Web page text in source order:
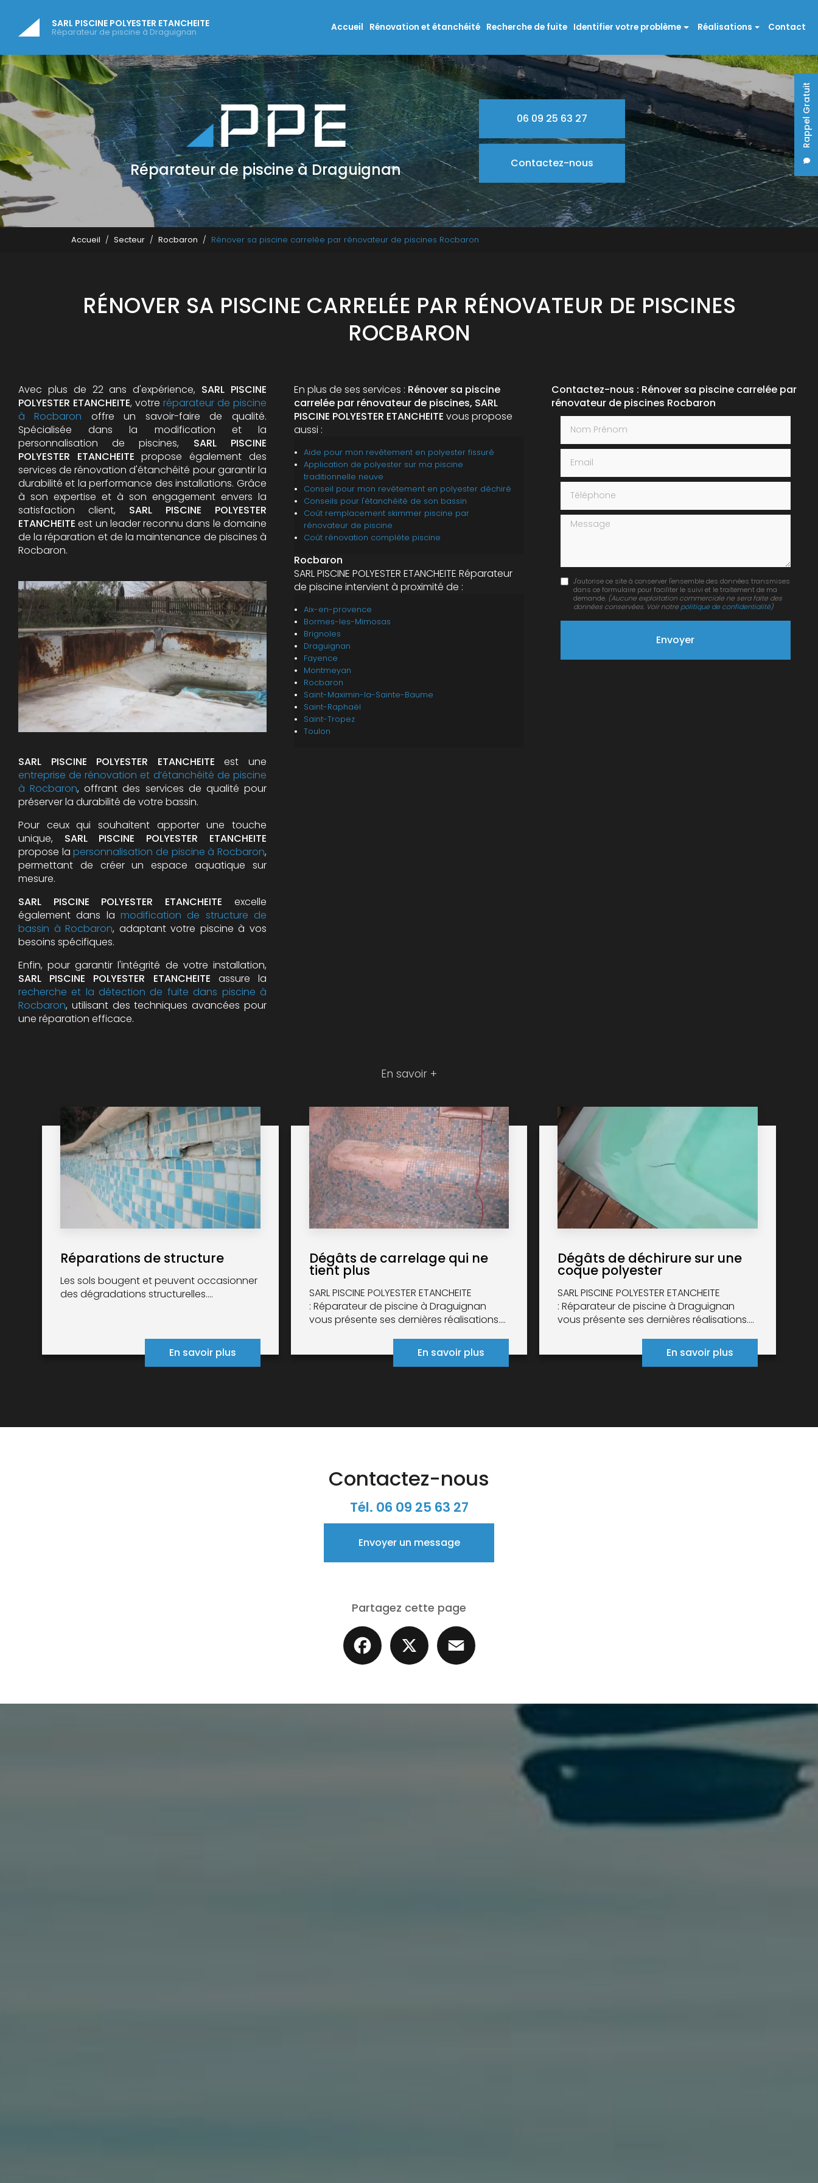
contenu
SARL PISCINE POLYESTER ETANCHEITE
Réparateur de piscine à Draguignan
Rappel Gratuit
Accueil Rénovation et étanchéité Recherche de fuite Identifier votre problème
Problème Polyester
Problème Carrelage
Problème Enduit
Problème structure
Problème Liner
Problème pièces à sceller
Réalisations
Rénovation polyester
Couleurs de revêtement et
Options
Contact
Réparateur de piscine à Draguignan
06 09 25 63 27
Contactez-nous
Accueil Secteur Rocbaron Rénover sa piscine carrelée par rénovateur de piscines Rocbaron
RÉNOVER SA PISCINE CARRELÉE PAR RÉNOVATEUR DE PISCINES
ROCBARON
Avec plus de 22 ans d'expérience, SARL PISCINE
POLYESTER ETANCHEITE, votre réparateur de piscine
à Rocbaron offre un savoir-faire de qualité.
Spécialisée dans la modification et la
personnalisation de piscines, SARL PISCINE
POLYESTER ETANCHEITE propose également des
services de rénovation d'étanchéité pour garantir la
durabilité et la performance des installations. Grâce
à son expertise et à son engagement envers la
satisfaction client, SARL PISCINE POLYESTER
ETANCHEITE est un leader reconnu dans le domaine
de la réparation et de la maintenance de piscines à
Rocbaron.
SARL PISCINE POLYESTER ETANCHEITE est une
entreprise de rénovation et d’étanchéité de piscine
à Rocbaron, offrant des services de qualité pour
préserver la durabilité de votre bassin.
Pour ceux qui souhaitent apporter une touche
unique, SARL PISCINE POLYESTER ETANCHEITE
propose lapersonnalisation de piscine à Rocbaron,
permettant de créer un espace aquatique sur
mesure.
SARL PISCINE POLYESTER ETANCHEITE excelle
également dans la modification de structure de
bassin à Rocbaron, adaptant votre piscine à vos
besoins spécifiques.
Enfin, pour garantir l'intégrité de votre installation,
SARL PISCINE POLYESTER ETANCHEITE assure la
recherche et la détection de fuite dans piscine à
Rocbaron, utilisant des techniques avancées pour
une réparation efficace.
En plus de ses services : Rénover sa piscine
carrelée par rénovateur de piscines, SARL
PISCINE POLYESTER ETANCHEITE vous propose
aussi :
Aide pour mon revêtement en polyester fissuré
Application de polyester sur ma piscine
traditionnelle neuve
Conseil pour mon revêtement en polyester déchiré
Conseils pour l'étanchéité de son bassin
Coût remplacement skimmer piscine par
rénovateur de piscine
Coût rénovation complète piscine
Rocbaron
SARL PISCINE POLYESTER ETANCHEITE Réparateur
de piscine intervient à proximité de :
Aix-en-provence
Bormes-les-Mimosas
Brignoles
Draguignan
Fayence
Montmeyan
Rocbaron
Saint-Maximin-la-Sainte-Baume
Saint-Raphaël
Saint-Tropez
Toulon
Contactez-nous : Rénover sa piscine carrelée par
rénovateur de piscines Rocbaron
Message
J'autorise ce site à conserver l'ensemble des données transmises
dans ce formulaire pour faciliter le suivi et le traitement de ma
demande. (Aucune exploitation commerciale ne sera faite des
données conservées. Voir notre politique de confidentialité)
En savoir +
Réparations de structure
Les sols bougent et peuvent occasionner
des dégradations structurelles....
En savoir plus
Dégâts de carrelage qui ne
tient plus
SARL PISCINE POLYESTER ETANCHEITE
: Réparateur de piscine à Draguignan
vous présente ses dernières réalisations....
En savoir plus
Dégâts de déchirure sur une
coque polyester
SARL PISCINE POLYESTER ETANCHEITE
: Réparateur de piscine à Draguignan
vous présente ses dernières réalisations....
En savoir plus
Contactez-nous
Tél. 06 09 25 63 27
Envoyer un message
Partagez cette page
Facebook